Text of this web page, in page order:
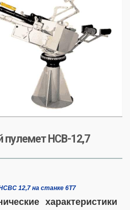
пулемет НСВ-12,7
12,7 на станке 6Т7
характеристики